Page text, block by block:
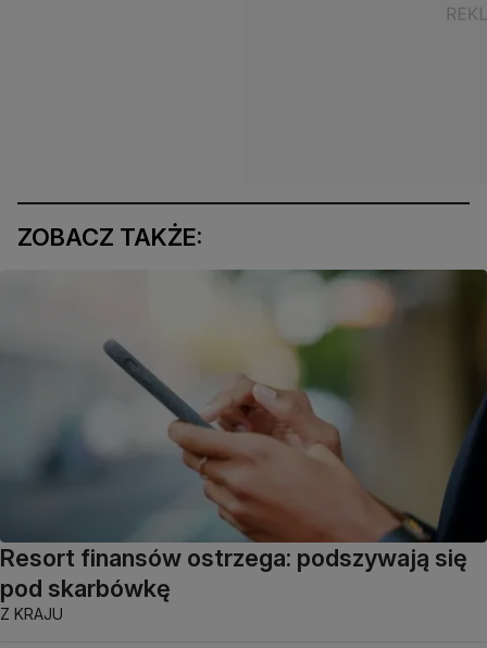
ZOBACZ TAKŻE:
Resort finansów ostrzega: podszywają się
pod skarbówkę
Z KRAJU